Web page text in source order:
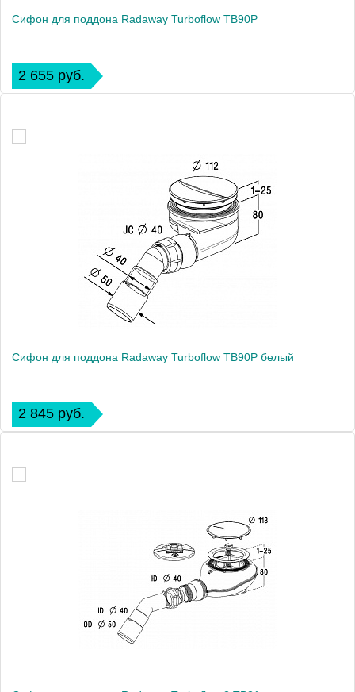
Сифон для поддона Radaway Turboflow TB90P
2 655 руб.
Сифон для поддона Radaway Turboflow TB90P белый
2 845 руб.